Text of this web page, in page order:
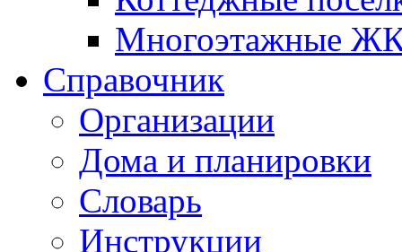
Многоэтажные
Справочник
Организации
Дома и планировки
Словарь
Инструкции